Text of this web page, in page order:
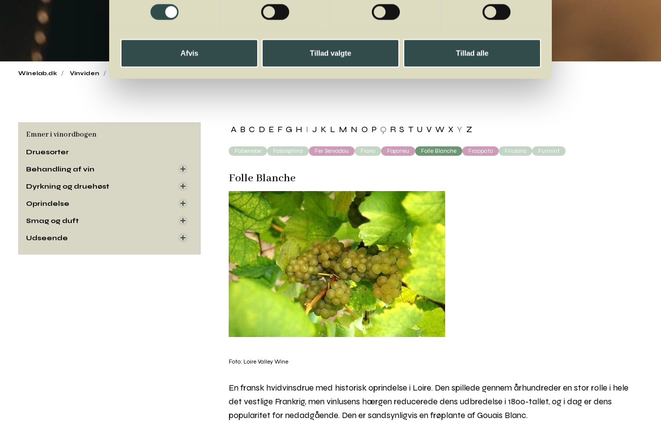
Afvis Tillad valgte Tillad alle
Winelab.dk Vinviden
A B C D E F G H I J K L M N O P Q R S T U V W X Y Z
Faberrebe Falanghina Fer Servadou Fiano Fogoneu Folle Blanche Frappato Friulano Furmint
Folle Blanche
Foto: Loire Valley Wine
En fransk hvidvinsdrue med historisk oprindelse i Loire. Den spillede gennem århundreder en stor rolle i hele
det vestlige Frankrig, men vinlusens hærgen reducerede dens udbredelse i 1800-tallet, og i dag er dens
popularitet for nedadgående. Den er sandsynligvis en frøplante af Gouais Blanc.
Emner i vinordbogen
Druesorter
Behandling af vin
Dyrkning og druehøst
Oprindelse
Smag og duft
Udseende